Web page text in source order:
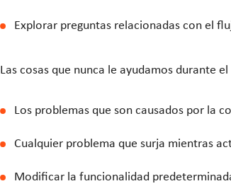
Explorar preguntas relacionadas con el
Las cosas que nunca le ayudamos durante
Los problemas que son causados por la
Cualquier problema que surja mientras
Modificar la funcionalidad